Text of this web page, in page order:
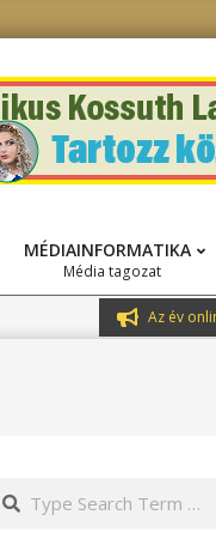
MÉDIAINFORMATIKA
Média tagozat
Az év
Search